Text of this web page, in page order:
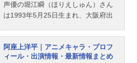
声優の堀江瞬（ほりえしゅん）さん
は1993年5月25日生まれ、大阪府出
はじめ、『僕の心のヤバイやつ』の
市川京太郎役など、人気作品のキャ
ラクターを多く演じています。こち
阿座上洋平｜アニメキャラ・プロフ
ィール・出演情報・最新情報まとめ